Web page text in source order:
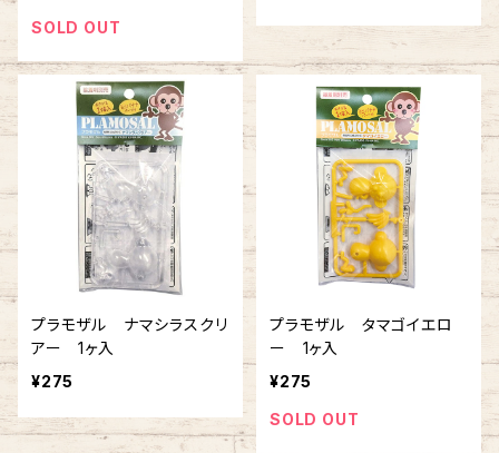
SOLD OUT
プラモザル ナマシラスクリ
アー 1ヶ入
¥275
プラモザル タマゴイエロ
ー 1ヶ入
¥275
SOLD OUT